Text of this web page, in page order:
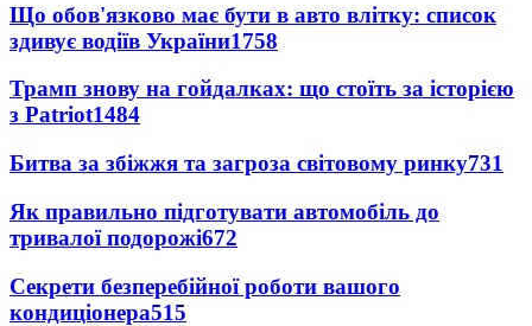
Що обов'язково має бути в авто влітку: список
здивує водіїв України1758
Трамп знову на гойдалках: що стоїть за історією
з Patriot1484
Битва за збіжжя та загроза світовому ринку731
Як правильно підготувати автомобіль до
тривалої подорожі672
Секрети безперебійної роботи вашого
кондиціонера515